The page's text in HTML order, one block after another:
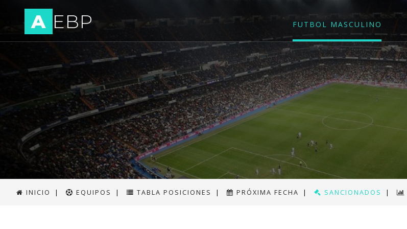
A EBP FUTBOL MASCULINO
INICIO | EQUIPOS | TABLA POSICIONES | PRÓXIMA FECHA | SANCIONADOS |